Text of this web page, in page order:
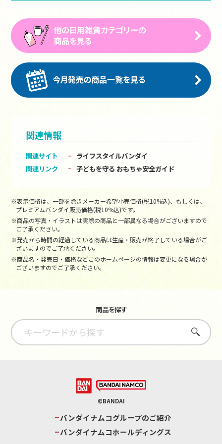
関連情報
関連サイト
ライフスタイルバンダイ
関連リンク
子どもを守る おもちゃ安全ガイド
※表示価格は、一部を除きメーカー希望小売価格(税10%込)、もしくは、
プレミアムバンダイ販売価格(税10%込)です。
※商品の写真・イラストは実際の商品と一部異なる場合がございますので
ご了承ください。
※発売から時間の経過している商品は生産・販売が終了している場合がご
ざいますのでご了承ください。
※商品名・発売日・価格などこのホームページの情報は変更になる場合が
ございますのでご了承ください。
商品を探す
さがす
©BANDAI
バンダイナムコグループのご紹介
バンダイナムコホールディングス